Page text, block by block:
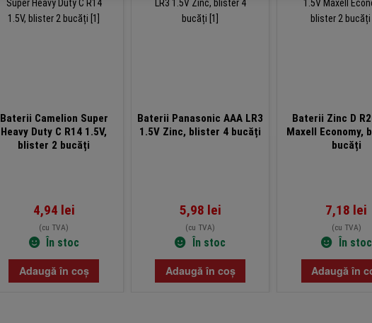
Baterii Camelion Super
Heavy Duty C R14 1.5V,
blister 2 bucăți
4,94 lei
(cu TVA)
În stoc
Adaugă în coș
Baterii Panasonic AAA LR3
1.5V Zinc, blister 4 bucăți
5,98 lei
(cu TVA)
În stoc
Adaugă în coș
Baterii Zinc D
Maxell Economy,
bucăți
7,18 lei
(cu TVA)
În stoc
Adaugă în